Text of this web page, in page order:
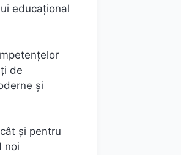
educațional
de
și
și pentru
noi